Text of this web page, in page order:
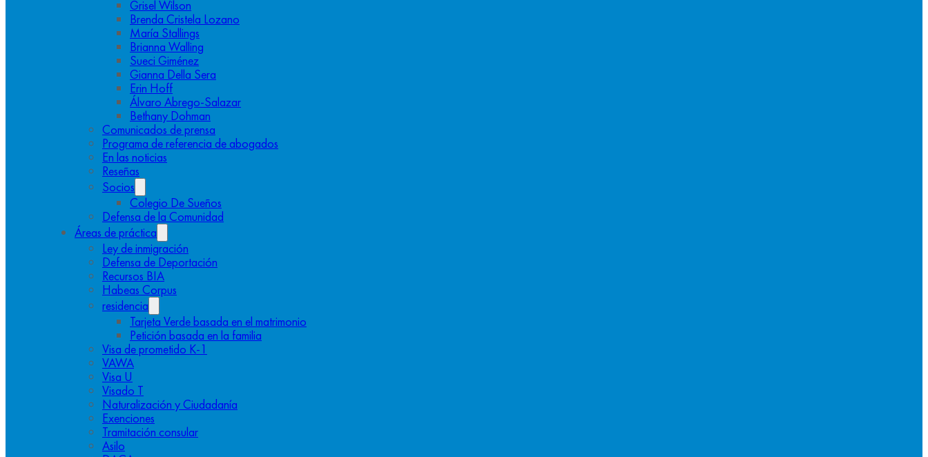
Grisel Wilson
Brenda Cristela Lozano
María Stallings
Brianna Walling
Sueci Giménez
Gianna Della Sera
Erin Hoff
Álvaro Abrego-Salazar
Bethany Dohman
Comunicados de prensa
Programa de referencia de abogados
En las noticias
Reseñas
Socios
Colegio De Sueños
Defensa de la Comunidad
Áreas de práctica
Ley de inmigración
Defensa de Deportación
Recursos BIA
Habeas Corpus
residencia
Tarjeta Verde basada en el matrimonio
Petición basada en la familia
Visa de prometido K-1
VAWA
Visa U
Visado T
Naturalización y Ciudadanía
Exenciones
Tramitación consular
Asilo